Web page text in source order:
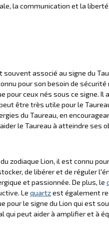
la communication et la liberté
associé au signe du
pour son besoin de
pour ceux nés sous ce signe. Il
être très utile pour le
du Taureau, en
le Taureau à atteindre ses
zodiaque Lion, il est connu
de libérer et de réguler
et passionnée. De plus, le
Le quartzest également
pour le signe du Lion qui est
qui peut aider à amplifier et à